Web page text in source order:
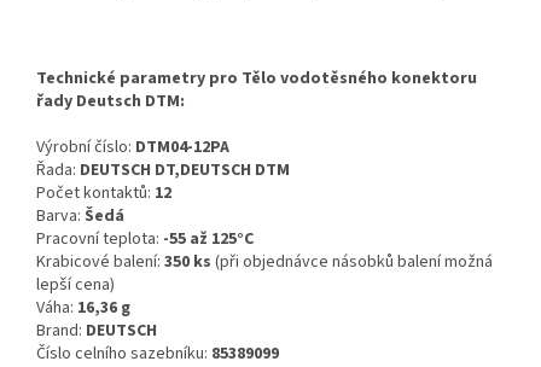
Technické parametry pro Tělo vodotěsného konektoru
řady Deutsch DTM:
Výrobní číslo: DTM04-12PA
Řada: DEUTSCH DT,DEUTSCH DTM
Počet kontaktů: 12
Barva: Šedá
Pracovní teplota: -55 až 125°C
Krabicové balení: 350 ks (při objednávce násobků balení možná
lepší cena)
Váha: 16,36 g
Brand: DEUTSCH
Číslo celního sazebníku: 85389099